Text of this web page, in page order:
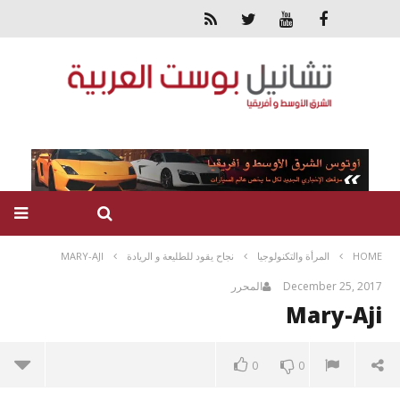
HOME المرأة والتكنولوجيا نجاح يقود للطليعة و الريادة MARY-AJI
December 25, 2017 المحرر
Mary-Aji
0 0